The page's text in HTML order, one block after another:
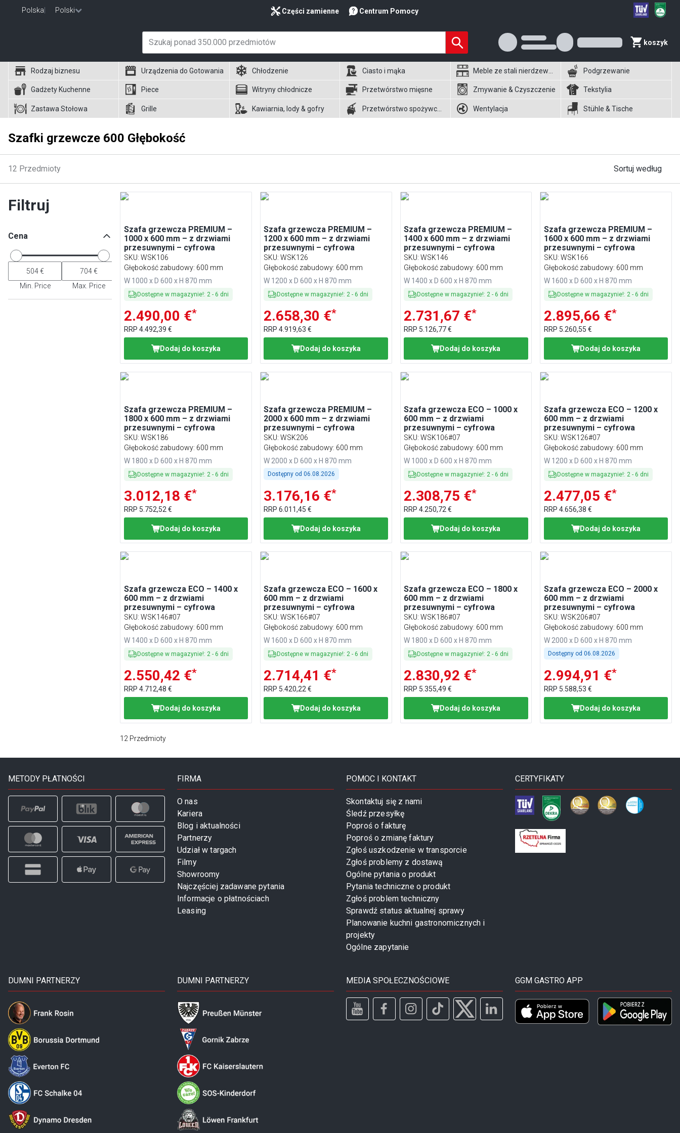
Polska Polski Części zamienne Centrum Pomocy
koszyk
Rodzaj biznesu Urządzenia do Gotowania Chłodzenie Ciasto i mąka Podgrzewanie
Gadżety Kuchenne Piece Witryny chłodnicze Przetwórstwo mięsne Zmywanie & Czyszczenie Tekstylia
Zastawa Stołowa Grille Kawiarnia, lody & gofry Wentylacja Stühle & Tische
Szafki grzewcze 600 Głębokość
12 Przedmioty Sortuj według
Filtruj
Cena
Min. Price Max. Price
Szafa grzewcza PREMIUM –
1000 x 600 mm – z drzwiami
przesuwnymi – cyfrowa
SKU: WSK106
Głębokość zabudowy: 600 mm
W 1000 x D 600 x H 870 mm
Dostępne w magazynie!: 2- 6 dni
2.490,00 €*
RRP 4.492,39 €
Dodaj do koszyka
Szafa grzewcza PREMIUM –
1200 x 600 mm – z drzwiami
przesuwnymi – cyfrowa
SKU:WSK126
Głębokość zabudowy: 600 mm
W 1200 x D 600 x H 870 mm
Dostępne w magazynie!: 2 - 6 dni
2.658,30 €*
RRP4.919,63 €
Dodaj do koszyka
Szafa grzewcza PREMIUM –
1400 x 600 mm – z drzwiami
przesuwnymi – cyfrowa
SKU:WSK146
Głębokość zabudowy: 600 mm
W 1400 x D 600 x H 870 mm
Dostępne w magazynie!: 2 - 6 dni
2.731,67 €*
RRP 5.126,77 €
Dodaj do koszyka
Szafa grzewcza PREMIUM –
1600 x 600 mm – z drzwiami
przesuwnymi – cyfrowa
SKU: WSK166
Głębokość zabudowy: 600 mm
W 1600 x D 600 x H 870 mm
Dostępne w magazynie!: 2- 6 dni
2.895,66 €*
RRP 5.260,55 €
Dodaj do koszyka
Szafa grzewcza PREMIUM –
1800 x 600 mm – z drzwiami
przesuwnymi – cyfrowa
SKU: WSK186
Głębokość zabudowy: 600 mm
W 1800 x D 600 x H 870 mm
Dostępne w magazynie!: 2 - 6 dni
3.012,18 €*
RRP 5.752,52 €
Dodaj do koszyka
Szafa grzewcza PREMIUM –
2000 x 600 mm – z drzwiami
przesuwnymi – cyfrowa
SKU:WSK206
Głębokość zabudowy: 600 mm
W 2000 x D 600 x H 870 mm
Dostępny od06.08.2026
3.176,16 €*
RRP6.011,45 €
Dodaj do koszyka
Szafa grzewcza ECO – 1000 x
600 mm – z drzwiami
przesuwnymi – cyfrowa
SKU:WSK106#07
Głębokość zabudowy: 600 mm
W 1000 x D 600 x H 870 mm
Dostępne w magazynie!: 2 - 6 dni
2.308,75 €*
RRP4.250,72 €
Dodaj do koszyka
Szafa grzewcza ECO – 1200 x
600 mm – z drzwiami
przesuwnymi – cyfrowa
SKU: WSK126#07
Głębokość zabudowy: 600 mm
W 1200 x D 600 x H 870 mm
Dostępne w magazynie!: 2 - 6 dni
2.477,05 €*
RRP 4.656,38 €
Dodaj do koszyka
Szafa grzewcza ECO – 1400 x
600 mm – z drzwiami
przesuwnymi – cyfrowa
SKU: WSK146#07
Głębokość zabudowy: 600 mm
W 1400 x D 600 x H 870 mm
Dostępne w magazynie!: 2- 6 dni
2.550,42 €*
RRP 4.712,48 €
Dodaj do koszyka
Szafa grzewcza ECO – 1600 x
600 mm – z drzwiami
przesuwnymi – cyfrowa
SKU:WSK166#07
Głębokość zabudowy: 600 mm
W 1600 x D 600 x H 870 mm
Dostępne w magazynie!: 2 - 6 dni
2.714,41 €*
RRP 5.420,22 €
Dodaj do koszyka
Szafa grzewcza ECO – 1800 x
600 mm – z drzwiami
przesuwnymi – cyfrowa
SKU:WSK186#07
Głębokość zabudowy: 600 mm
W 1800 x D 600 x H 870 mm
Dostępne w magazynie!: 2 - 6 dni
2.830,92 €*
RRP 5.355,49 €
Dodaj do koszyka
Szafa grzewcza ECO – 2000 x
600 mm – z drzwiami
przesuwnymi – cyfrowa
SKU: WSK206#07
Głębokość zabudowy: 600 mm
W 2000 x D 600 x H 870 mm
Dostępny od 06.08.2026
2.994,91 €*
RRP 5.588,53 €
Dodaj do koszyka
12 Przedmioty
METODY PŁATNOŚCI FIRMA
O nas
Kariera
Blog i aktualności
Partnerzy
Udział w targach
Filmy
Showroomy
Najczęściej zadawane pytania
Informacje o płatnościach
Leasing
POMOC I KONTAKT
Skontaktuj się z nami
Śledź przesyłkę
Poproś o fakturę
Poproś o zmianę faktury
Zgłoś uszkodzenie w transporcie
Zgłoś problemy z dostawą
Ogólne pytania o produkt
Pytania techniczne o produkt
Zgłoś problem techniczny
Sprawdź status aktualnej sprawy
Planowanie kuchni gastronomicznych i
projekty
Ogólne zapytanie
CERTYFIKATY
DUMNI PARTNERZY DUMNI PARTNERZY MEDIA SPOŁECZNOŚCIOWE GGM GASTRO APP